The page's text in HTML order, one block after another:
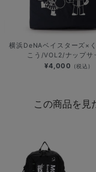
横浜DeNAベイスターズ×
こう/VOL2/ナップサ
¥4,000 (税込)
この商品を見